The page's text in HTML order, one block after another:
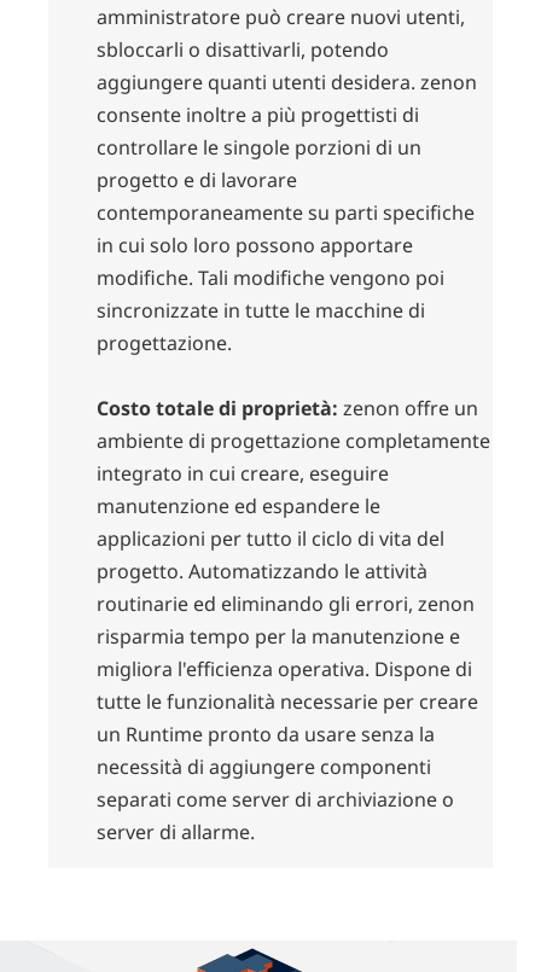
amministratore può creare nuovi utenti,
sbloccarli o disattivarli, potendo
aggiungere quanti utenti desidera. zenon
consente inoltre a più progettisti di
controllare le singole porzioni di un
progetto e di lavorare
contemporaneamente su parti specifiche
in cui solo loro possono apportare
modifiche. Tali modifiche vengono poi
sincronizzate in tutte le macchine di
progettazione.
Costo totale di proprietà: zenon offre un
ambiente di progettazione completamente
integrato in cui creare, eseguire
manutenzione ed espandere le
applicazioni per tutto il ciclo di vita del
progetto. Automatizzando le attività
routinarie ed eliminando gli errori, zenon
risparmia tempo per la manutenzione e
migliora l'efficienza operativa. Dispone di
tutte le funzionalità necessarie per creare
un Runtime pronto da usare senza la
necessità di aggiungere componenti
separati come server di archiviazione o
server di allarme.